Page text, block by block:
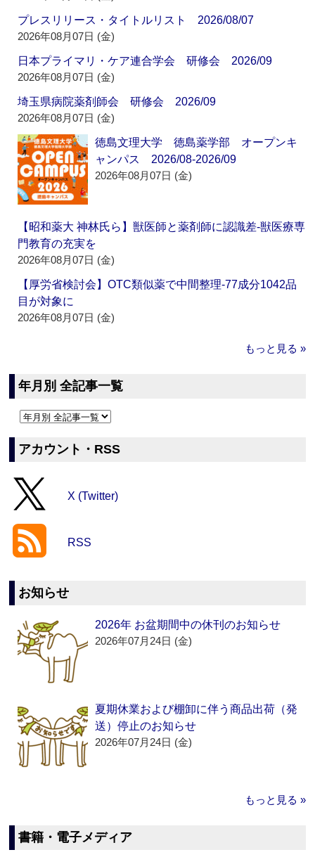
プレスリリース・タイトルリスト 2026/08/07
2026年08月07日 (金)
日本プライマリ・ケア連合学会 研修会 2026/09
2026年08月07日 (金)
埼玉県病院薬剤師会 研修会 2026/09
2026年08月07日 (金)
徳島文理大学 徳島薬学部 オープンキ
ャンパス 2026/08-2026/09
2026年08月07日 (金)
【昭和薬大 神林氏ら】獣医師と薬剤師に認識差‐獣医療専
門教育の充実を
2026年08月07日 (金)
【厚労省検討会】OTC類似薬で中間整理‐77成分1042品
目が対象に
2026年08月07日 (金)
もっと見る »
年月別 全記事一覧
アカウント・RSS
X (Twitter)
RSS
お知らせ
2026年 お盆期間中の休刊のお知らせ
2026年07月24日 (金)
夏期休業および棚卸に伴う商品出荷（発
送）停止のお知らせ
2026年07月24日 (金)
もっと見る »
書籍・電子メディア